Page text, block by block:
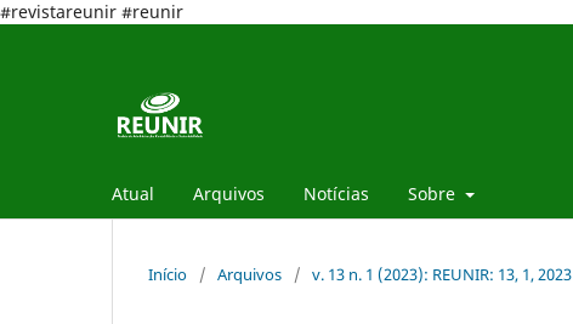
#revistareunir #reunir
Atual Arquivos Notícias Sobre
Início / Arquivos / v. 13 n. 1 (2023): REUNIR: 13, 1, 2023